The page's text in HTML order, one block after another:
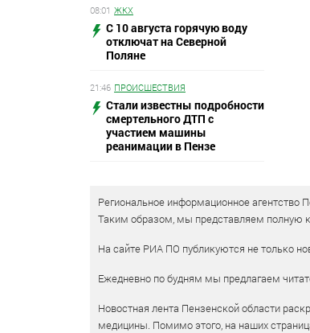
08:01 ЖКХ
С 10 августа горячую воду
отключат на Северной
Поляне
21:46 ПРОИСШЕСТВИЯ
Стали известны подробности
смертельного ДТП с
участием машины
реанимации в Пензе
Региональное информационное агентство
Таким образом, мы представляем полную
На сайте РИА ПО публикуются не только
Ежедневно по будням мы предлагаем
Новостная лента Пензенской области
медицины. Помимо этого, на наших